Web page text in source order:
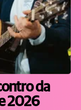
da
2026